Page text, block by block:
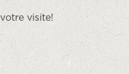
visite!